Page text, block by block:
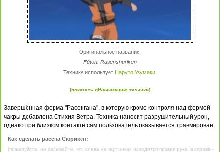
Оригинальное название:
Fūton: Rasenshuriken
Технику использует Наруто Узумаки
[показать gif-анимацию техники]
Завершённая форма "Расенгана", в которую кроме контроля над формой
чакры добавлена Стихия Ветра. Техника наносит разрушительный урон,
однако при близком контакте сам пользователь оказывается травмирован.
Как сделать расена Сюрикен:
(пожалуйста, не забывайте, что слева на картинках находится правая рука, а справа -